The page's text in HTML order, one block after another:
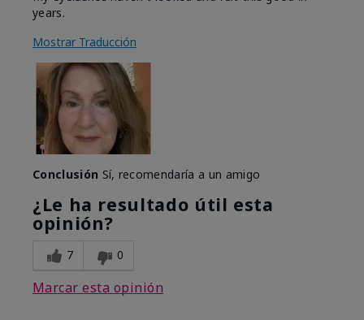
years.
Mostrar Traducción
Conclusión Sí, recomendaría a un amigo
¿Le ha resultado útil esta
opinión?
7 0
Marcar esta opinión